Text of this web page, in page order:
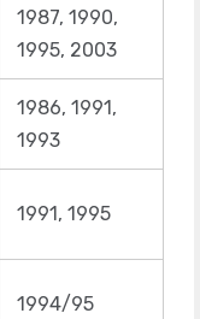
1987, 1990,
1995, 2003
1986, 1991,
1993
1991, 1995
1994/95